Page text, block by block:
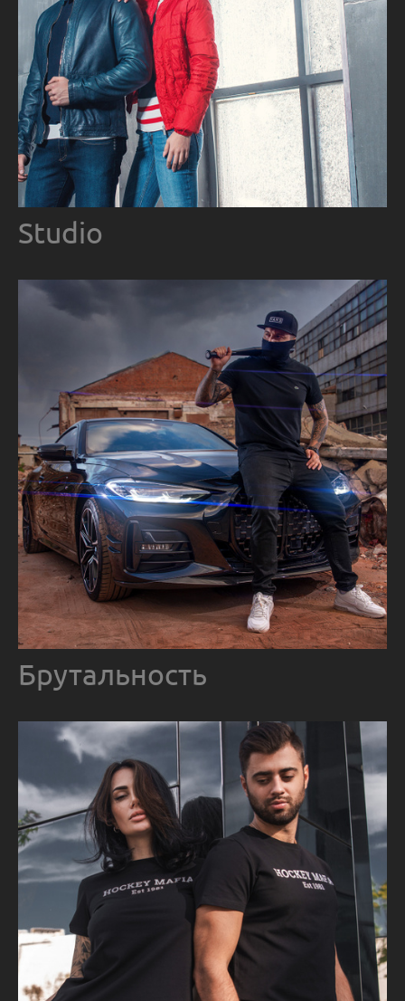
Studio
Брутальность